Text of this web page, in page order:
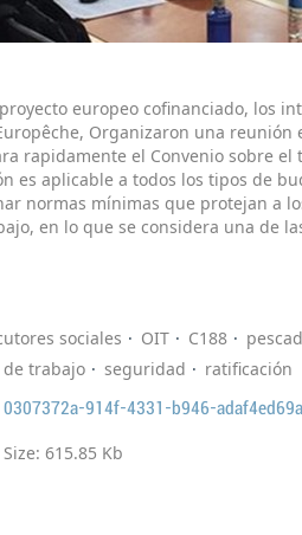
europeo cofinanciado, los
Organizaron una
rapidamente el Convenio sobre el
es aplicable a todos los tipos de
normas mínimas que protejan a
en lo que se considera una de
sociales OIT C188
trabajo
seguridad ratificación
0307372a-914f-4331-b946-
Size: 615.85 Kb